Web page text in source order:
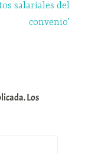
salariales del
convenio’
Los